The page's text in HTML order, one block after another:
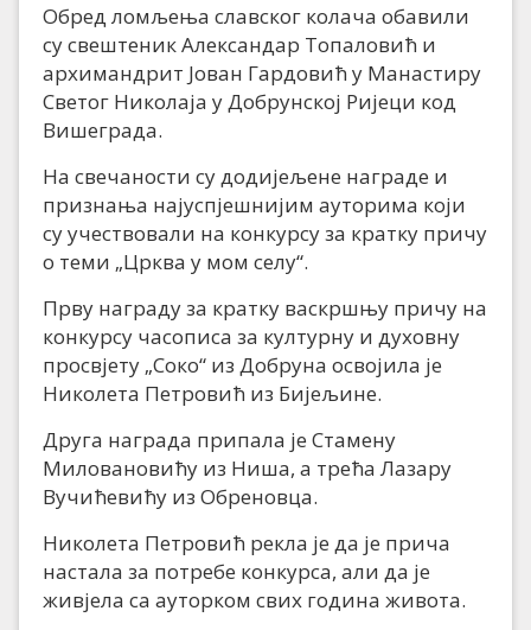
Обред ломљења славског колача обавили
су свештеник Александар Топаловић и
архимандрит Јован Гардовић у Манастиру
Светог Николаја у Добрунској Ријеци код
Вишеграда.
На свечаности су додијељене награде и
признања најуспјешнијим ауторима који
су учествовали на конкурсу за кратку причу
о теми „Црква у мом селу“.
Прву награду за кратку васкршњу причу на
конкурсу часописа за културну и духовну
просвјету „Соко“ из Добруна освојила је
Николета Петровић из Бијељине.
Друга награда припала је Стамену
Миловановићу из Ниша, а трећа Лазару
Вучићевићу из Обреновца.
Николета Петровић рекла је да је прича
настала за потребе конкурса, али да је
живјела са ауторком свих година живота.